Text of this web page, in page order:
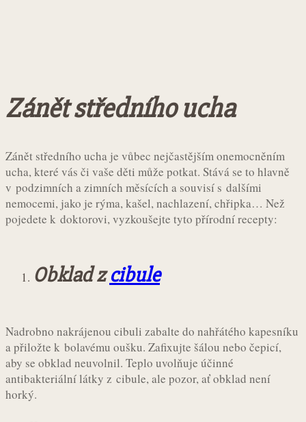
Zánět středního ucha
Zánět středního ucha je vůbec nejčastějším onemocněním
ucha, které vás či vaše děti může potkat. Stává se to hlavně
v podzimních a zimních měsících a souvisí s dalšími
nemocemi, jako je rýma, kašel, nachlazení, chřipka… Než
pojedete k doktorovi, vyzkoušejte tyto přírodní recepty:
Obklad zcibule
Nadrobno nakrájenou cibuli zabalte do nahřátého kapesníku
a přiložte k bolavému oušku. Zafixujte šálou nebo čepicí,
aby se obklad neuvolnil. Teplo uvolňuje účinné
antibakteriální látky z cibule, ale pozor, ať obklad není
horký.